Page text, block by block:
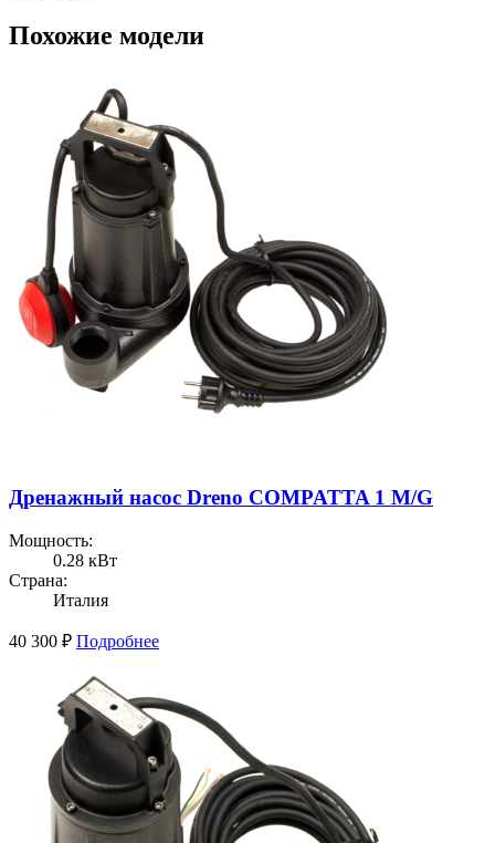
Похожие модели
Дренажный насос Dreno COMPATTA 1 M/G
Мощность:
0.28 кВт
Страна:
Италия
40 300 ₽ Подробнее